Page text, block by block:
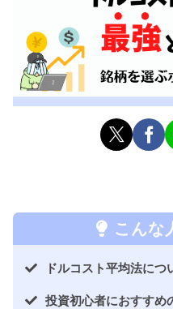
こんな
ドルコスト平均法につ
投資初心者におすすめ